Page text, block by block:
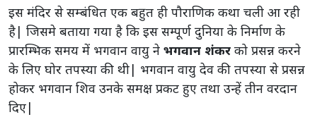
इस मंदिर से सम्बंधित एक बहुत ही पौराणिक कथा चली आ रही
है| जिसमे बताया गया है कि इस सम्पूर्ण दुनिया के निर्माण के
प्रारम्भिक समय में भगवान वायु ने भगवान शंकर को प्रसन्न करने
के लिए घोर तपस्या की थी| भगवान वायु देव की तपस्या से प्रसन्न
होकर भगवान शिव उनके समक्ष प्रकट हुए तथा उन्हें तीन वरदान
दिए|